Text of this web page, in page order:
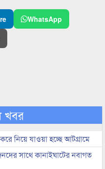
WhatsApp
খবর
নিয়ে যাওয়া হচ্ছে আটগ্রামে
সাথে কানাইঘাটের নবাগত